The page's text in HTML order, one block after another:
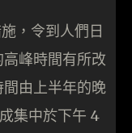
，令到人們日
峰時間有所改
由上半年的晚
集中於下午 4